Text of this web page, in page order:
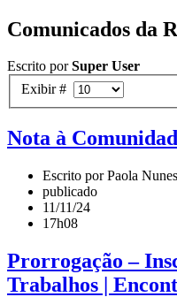
Comunicados da
Escrito porSuper User
Exibir #
Nota à
Escrito por Paola
publicado
11/11/24
17h08
Prorrogação –
Trabalhos |